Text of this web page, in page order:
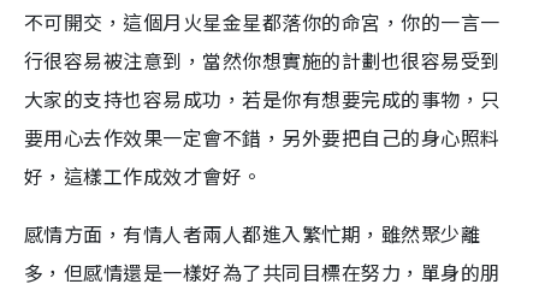
不可開交，這個月火星金星都落你的命宮，你的一言一
行很容易被注意到，當然你想實施的計劃也很容易受到
大家的支持也容易成功，若是你有想要完成的事物，只
要用心去作效果一定會不錯，另外要把自己的身心照料
好，這樣工作成效才會好。
感情方面，有情人者兩人都進入繁忙期，雖然聚少離
多，但感情還是一樣好為了共同目標在努力，單身的朋